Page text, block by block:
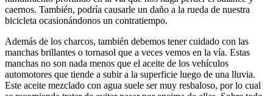
caernos. También, podría causarle un daño a la rueda de nuestra
bicicleta ocasionándonos un contratiempo.
Además de los charcos, también debemos tener cuidado con las
manchas brillantes o tornasol que a veces vemos en la vía. Estas
manchas no son nada menos que el aceite de los vehículos
automotores que tiende a subir a la superficie luego de una lluvia.
Este aceite mezclado con agua suele ser muy resbaloso, por lo cual